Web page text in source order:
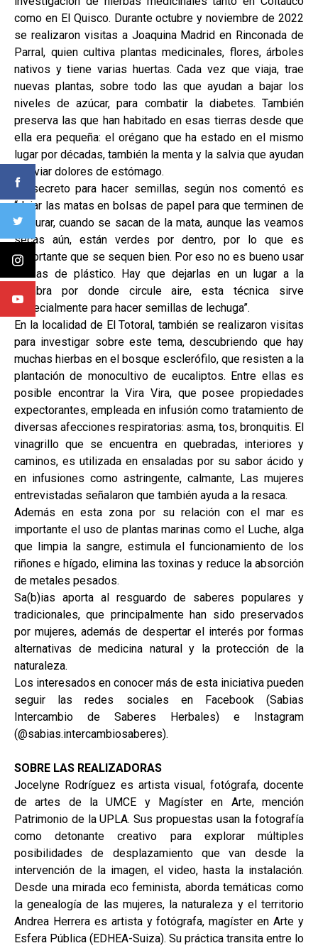
como en El Quisco. Durante octubre y noviembre de 2022
se realizaron visitas a Joaquina Madrid en Rinconada de
Parral, quien cultiva plantas medicinales, flores, árboles
nativos y tiene varias huertas. Cada vez que viaja, trae
nuevas plantas, sobre todo las que ayudan a bajar los
niveles de azúcar, para combatir la diabetes. También
preserva las que han habitado en esas tierras desde que
ella era pequeña: el orégano que ha estado en el mismo
lugar por décadas, también la menta y la salvia que ayudan
a aliviar dolores de estómago.
Su secreto para hacer semillas, según nos comentó es
“dejar las matas en bolsas de papel para que terminen de
madurar, cuando se sacan de la mata, aunque las veamos
secas aún, están verdes por dentro, por lo que es
importante que se sequen bien. Por eso no es bueno usar
bolsas de plástico. Hay que dejarlas en un lugar a la
sombra por donde circule aire, esta técnica sirve
especialmente para hacer semillas de lechuga”.
En la localidad de El Totoral, también se realizaron visitas
para investigar sobre este tema, descubriendo que hay
muchas hierbas en el bosque esclerófilo, que resisten a la
plantación de monocultivo de eucaliptos. Entre ellas es
posible encontrar la Vira Vira, que posee propiedades
expectorantes, empleada en infusión como tratamiento de
diversas afecciones respiratorias: asma, tos, bronquitis. El
vinagrillo que se encuentra en quebradas, interiores y
caminos, es utilizada en ensaladas por su sabor ácido y
en infusiones como astringente, calmante, Las mujeres
entrevistadas señalaron que también ayuda a la resaca.
Además en esta zona por su relación con el mar es
importante el uso de plantas marinas como el Luche, alga
que limpia la sangre, estimula el funcionamiento de los
riñones e hígado, elimina las toxinas y reduce la absorción
de metales pesados.
Sa(b)ias aporta al resguardo de saberes populares y
tradicionales, que principalmente han sido preservados
por mujeres, además de despertar el interés por formas
alternativas de medicina natural y la protección de la
naturaleza.
Los interesados en conocer más de esta iniciativa pueden
seguir las redes sociales en Facebook (Sabias
Intercambio de Saberes Herbales) e Instagram
(@sabias.intercambiosaberes).
SOBRE LAS REALIZADORAS
Jocelyne Rodríguez es artista visual, fotógrafa, docente
de artes de la UMCE y Magíster en Arte, mención
Patrimonio de la UPLA. Sus propuestas usan la fotografía
como detonante creativo para explorar múltiples
posibilidades de desplazamiento que van desde la
intervención de la imagen, el video, hasta la instalación.
Desde una mirada eco feminista, aborda temáticas como
la genealogía de las mujeres, la naturaleza y el territorio
Andrea Herrera es artista y fotógrafa, magíster en Arte y
Esfera Pública (EDHEA-Suiza). Su práctica transita entre lo